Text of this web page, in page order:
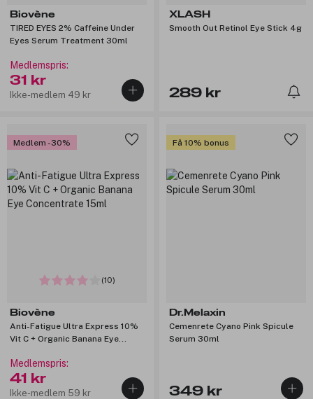
Biovène
TIRED EYES 2% Caffeine Under
Eyes Serum Treatment 30ml
Medlemspris:
31 kr
Ikke-medlem 49 kr
XLASH
Smooth Out Retinol Eye Stick 4g
289 kr
Medlem -30%
(10)
Biovène
Anti-Fatigue Ultra Express 10%
Vit C + Organic Banana Eye
Medlemspris:
41 kr
Ikke-medlem 59 kr
Få 10% bonus
Dr.Melaxin
Cemenrete Cyano Pink Spicule
Serum 30ml
349 kr